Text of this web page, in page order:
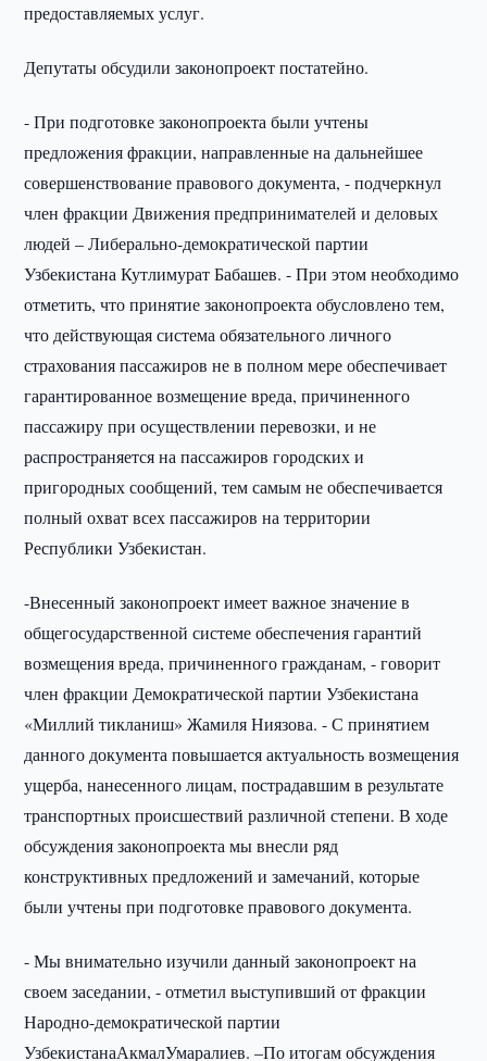
предоставляемых услуг.
Депутаты обсудили законопроект постатейно.
- При подготовке законопроекта были учтены
предложения фракции, направленные на дальнейшее
совершенствование правового документа, - подчеркнул
член фракции Движения предпринимателей и деловых
людей – Либерально-демократической партии
Узбекистана Кутлимурат Бабашев. - При этом необходимо
отметить, что принятие законопроекта обусловлено тем,
что действующая система обязательного личного
страхования пассажиров не в полном мере обеспечивает
гарантированное возмещение вреда, причиненного
пассажиру при осуществлении перевозки, и не
распространяется на пассажиров городских и
пригородных сообщений, тем самым не обеспечивается
полный охват всех пассажиров на территории
Республики Узбекистан.
-Внесенный законопроект имеет важное значение в
общегосударственной системе обеспечения гарантий
возмещения вреда, причиненного гражданам, - говорит
член фракции Демократической партии Узбекистана
«Миллий тикланиш» Жамиля Ниязова. - С принятием
данного документа повышается актуальность возмещения
ущерба, нанесенного лицам, пострадавшим в результате
транспортных происшествий различной степени. В ходе
обсуждения законопроекта мы внесли ряд
конструктивных предложений и замечаний, которые
были учтены при подготовке правового документа.
- Мы внимательно изучили данный законопроект на
своем заседании, - отметил выступивший от фракции
Народно-демократической партии
УзбекистанаАкмалУмаралиев. –По итогам обсуждения